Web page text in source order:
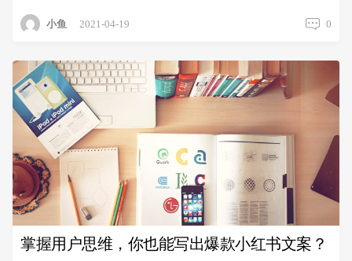
小鱼 2021-04-19 0
掌握用户思维，你也能写出爆款小红书文案？